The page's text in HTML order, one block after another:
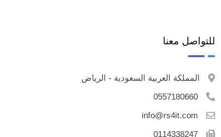
للتواصل معنا
المملكة العربية السعودية - الرياض
0557180660
info@rs4it.com